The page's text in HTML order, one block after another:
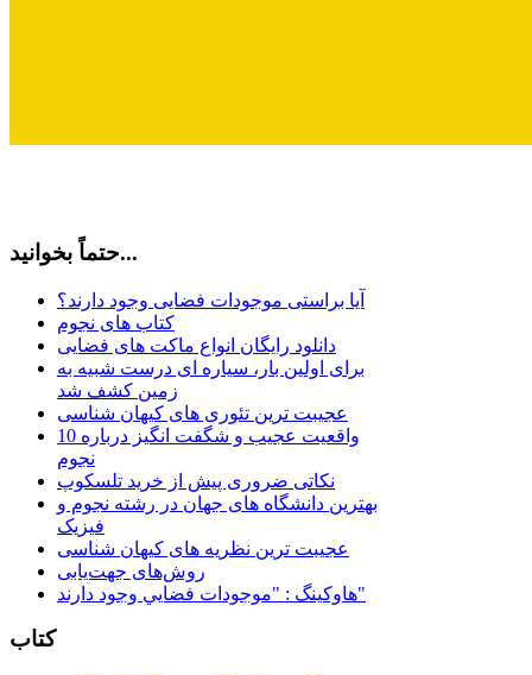
حتماً بخوانید...
آیا براستی موجودات فضایی وجود دارند؟
کتاب های نجوم
دانلود رایگان انواع ماکت های فضایی
برای اولین بار، سیاره ای درست شبیه به
زمین کشف شد
عجیبت ترین تئوری های کیهان شناسی
10 واقعیت عجیب و شگفت انگیز درباره
نجوم
نکاتی ضروری پیش از خرید تلسکوپ
بهترین دانشگاه های جهان در رشته نجوم و
فیزیک
عجیبت ترین نظریه های کیهان شناسی
روش‌های جهت‌یابی
هاوكينگ : "موجودات فضايي وجود دارند"
کتاب